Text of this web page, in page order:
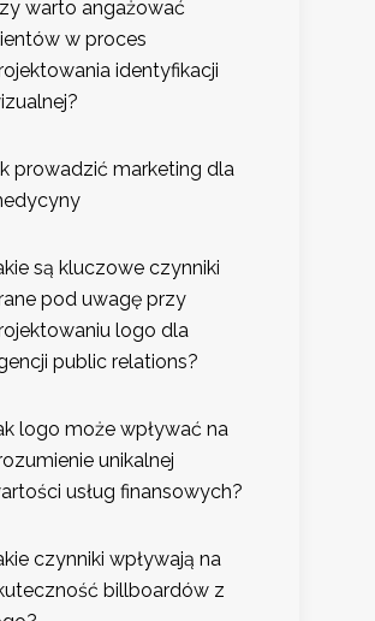
warto angażować
w proces
identyfikacji
prowadzić marketing dla
są kluczowe czynniki
pod uwagę przy
logo dla
public relations?
logo może wpływać na
unikalnej
usług finansowych?
czynniki wpływają na
billboardów z